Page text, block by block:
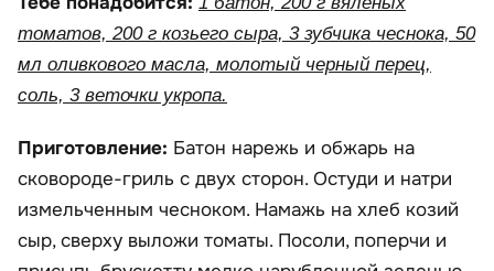
томатов, 200 г козьего сыра, 3 зубчика чеснока, 50
мл оливкового масла, молотый черный перец,
соль, 3 веточки укропа.
Приготовление: Батон нарежь и обжарь на
сковороде-гриль с двух сторон. Остуди и натри
измельченным чесноком. Намажь на хлеб козий
сыр, сверху выложи томаты. Посоли, поперчи и